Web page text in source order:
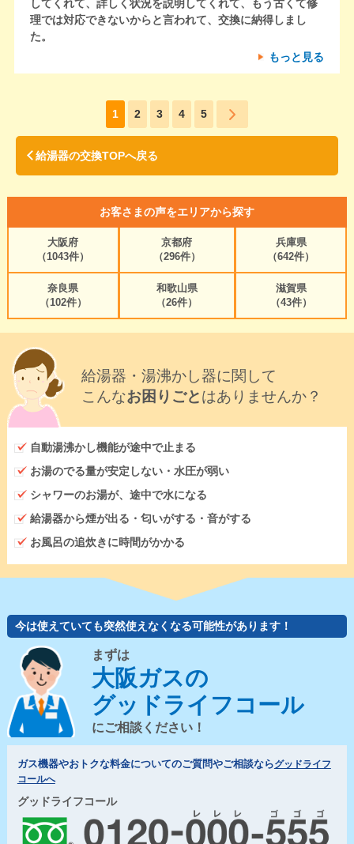
してくれて、詳しく状況を説明してくれて、もう古くて修
理では対応できないからと言われて、交換に納得しまし
た。
もっと見る
1 2 3 4 5
給湯器の交換TOPへ戻る
お客さまの声をエリアから探す
大阪府
（1043件）
京都府
（296件）
兵庫県
（642件）
奈良県
（102件）
和歌山県
（26件）
滋賀県
（43件）
給湯器・湯沸かし器に関して
こんなお困りごとはありませんか？
自動湯沸かし機能が途中で止まる
お湯のでる量が安定しない・水圧が弱い
シャワーのお湯が、途中で水になる
給湯器から煙が出る・匂いがする・音がする
お風呂の追炊きに時間がかかる
今は使えていても突然使えなくなる可能性があります！
まずは
大阪ガスの
グッドライフコール
にご相談ください！
ガス機器やおトクな料金についてのご質問やご相談ならグッドライフ
コールへ
グッドライフコール